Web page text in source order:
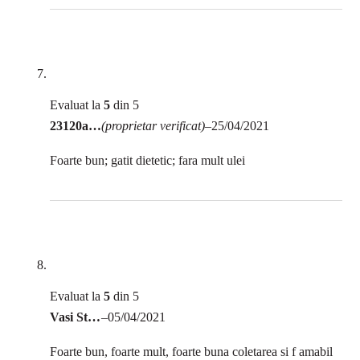
Evaluat la5 din 5
23120agh(proprietar verificat)–25/04/2021
Foarte bun; gatit dietetic; fara mult ulei
Evaluat la5 din 5
Vasi Stanescu–05/04/2021
Foarte bun, foarte mult, foarte buna coletarea si f amabil